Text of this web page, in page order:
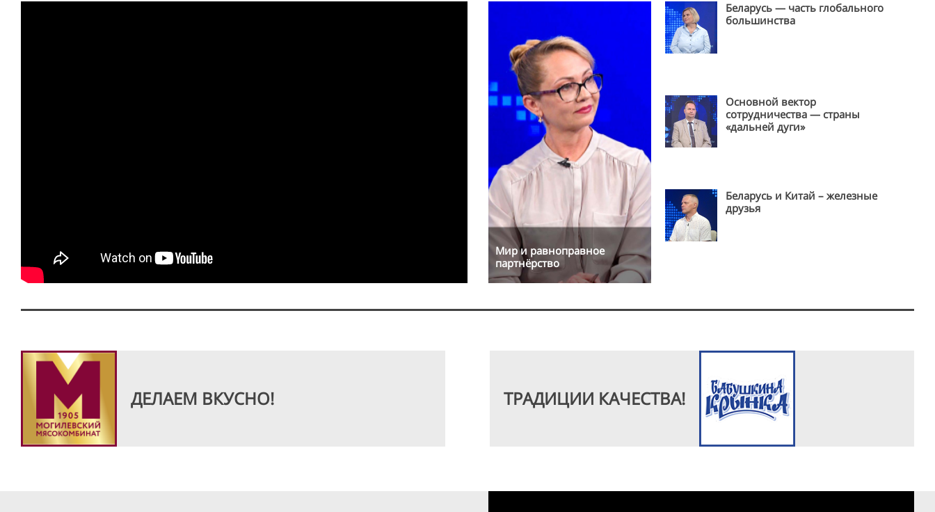
Мир и равноправное
партнёрство
Беларусь — часть глобального
большинства
Основной вектор
сотрудничества — страны
«дальней дуги»
Беларусь и Китай – железные
друзья
ДЕЛАЕМ ВКУСНО! ТРАДИЦИИ КАЧЕСТВА!